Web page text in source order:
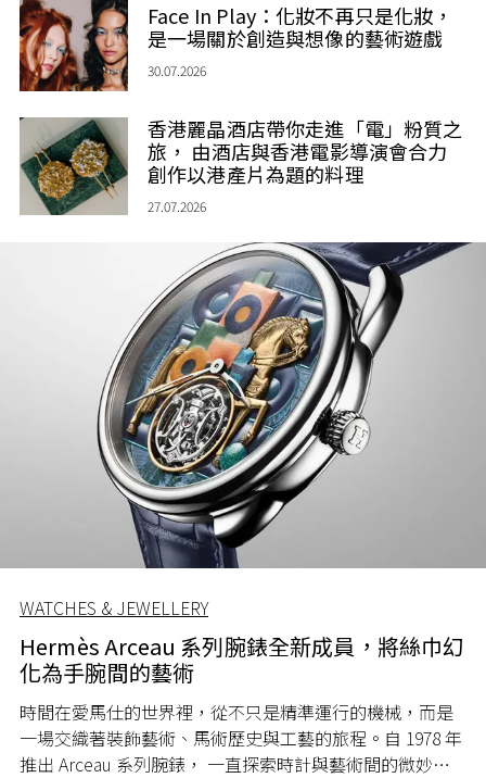
Face In Play：化妝不再只是化妝，
是一場關於創造與想像的藝術遊戲
30.07.2026
香港麗晶酒店帶你走進「電」粉質之
旅， 由酒店與香港電影導演會合力
創作以港產片為題的料理
27.07.2026
WATCHES & JEWELLERY
Hermès Arceau 系列腕錶全新成員，將絲巾幻
化為手腕間的藝術
時間在愛馬仕的世界裡，從不只是精準運行的機械，而是
一場交織著裝飾藝術、馬術歷史與工藝的旅程。自 1978 年
推出 Arceau 系列腕錶， 一直探索時計與藝術間的微妙關